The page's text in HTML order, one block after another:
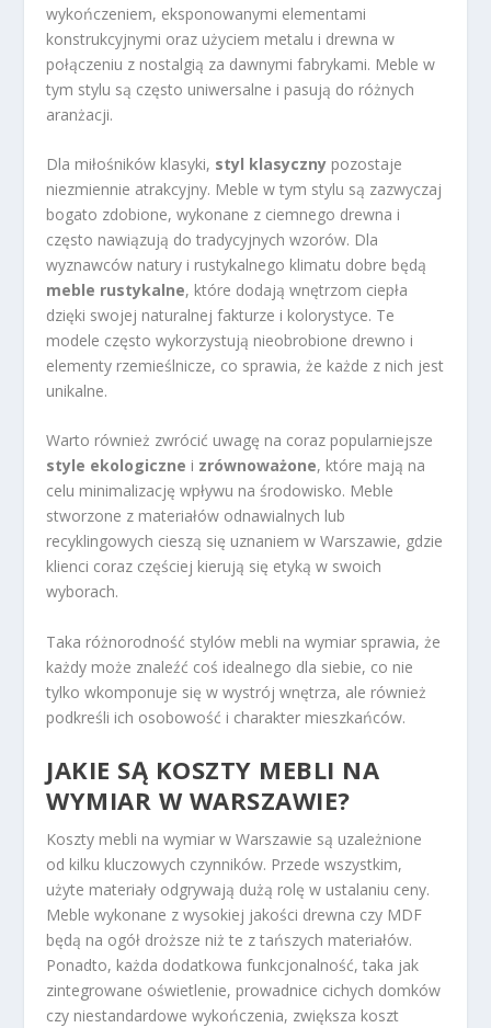
wykończeniem, eksponowanymi elementami
konstrukcyjnymi oraz użyciem metalu i drewna w
połączeniu z nostalgią za dawnymi fabrykami. Meble w
tym stylu są często uniwersalne i pasują do różnych
aranżacji.
Dla miłośników klasyki, styl klasyczny pozostaje
niezmiennie atrakcyjny. Meble w tym stylu są zazwyczaj
bogato zdobione, wykonane z ciemnego drewna i
często nawiązują do tradycyjnych wzorów. Dla
wyznawców natury i rustykalnego klimatu dobre będą
meble rustykalne, które dodają wnętrzom ciepła
dzięki swojej naturalnej fakturze i kolorystyce. Te
modele często wykorzystują nieobrobione drewno i
elementy rzemieślnicze, co sprawia, że każde z nich jest
unikalne.
Warto również zwrócić uwagę na coraz popularniejsze
style ekologiczne i zrównoważone, które mają na
celu minimalizację wpływu na środowisko. Meble
stworzone z materiałów odnawialnych lub
recyklingowych cieszą się uznaniem w Warszawie, gdzie
klienci coraz częściej kierują się etyką w swoich
wyborach.
Taka różnorodność stylów mebli na wymiar sprawia, że
każdy może znaleźć coś idealnego dla siebie, co nie
tylko wkomponuje się w wystrój wnętrza, ale również
podkreśli ich osobowość i charakter mieszkańców.
JAKIE SĄ KOSZTY MEBLI NA
WYMIAR W WARSZAWIE?
Koszty mebli na wymiar w Warszawie są uzależnione
od kilku kluczowych czynników. Przede wszystkim,
użyte materiały odgrywają dużą rolę w ustalaniu ceny.
Meble wykonane z wysokiej jakości drewna czy MDF
będą na ogół droższe niż te z tańszych materiałów.
Ponadto, każda dodatkowa funkcjonalność, taka jak
zintegrowane oświetlenie, prowadnice cichych domków
czy niestandardowe wykończenia, zwiększa koszt